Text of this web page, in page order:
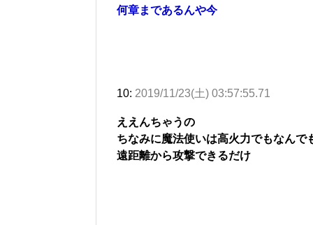
何章まであるんや今
10: 2019/11/23(土) 03:57:55.71
ええんちゃうの
ちなみに魔法使いは高火力でもなんで
遠距離から攻撃できるだけ